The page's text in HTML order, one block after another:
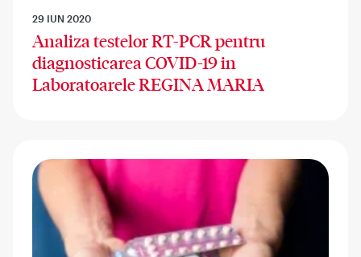
29 IUN 2020
Analiza testelor RT-PCR pentru
diagnosticarea COVID-19 in
Laboratoarele REGINA MARIA